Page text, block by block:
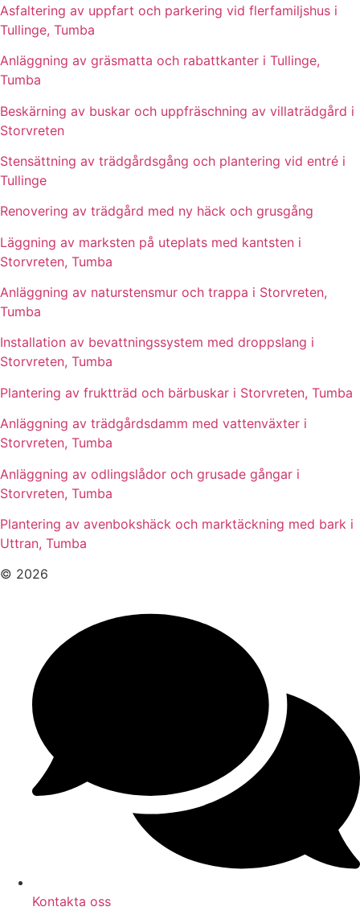
Asfaltering av uppfart och parkering vid flerfamiljshus i
Tullinge, Tumba
Anläggning av gräsmatta och rabattkanter i Tullinge,
Tumba
Beskärning av buskar och uppfräschning av villaträdgård i
Storvreten
Stensättning av trädgårdsgång och plantering vid entré i
Tullinge
Renovering av trädgård med ny häck och grusgång
Läggning av marksten på uteplats med kantsten i
Storvreten, Tumba
Anläggning av naturstensmur och trappa i Storvreten,
Tumba
Installation av bevattningssystem med droppslang i
Storvreten, Tumba
Plantering av fruktträd och bärbuskar i Storvreten, Tumba
Anläggning av trädgårdsdamm med vattenväxter i
Storvreten, Tumba
Anläggning av odlingslådor och grusade gångar i
Storvreten, Tumba
Plantering av avenbokshäck och marktäckning med bark i
Uttran, Tumba
© 2026
Kontakta oss